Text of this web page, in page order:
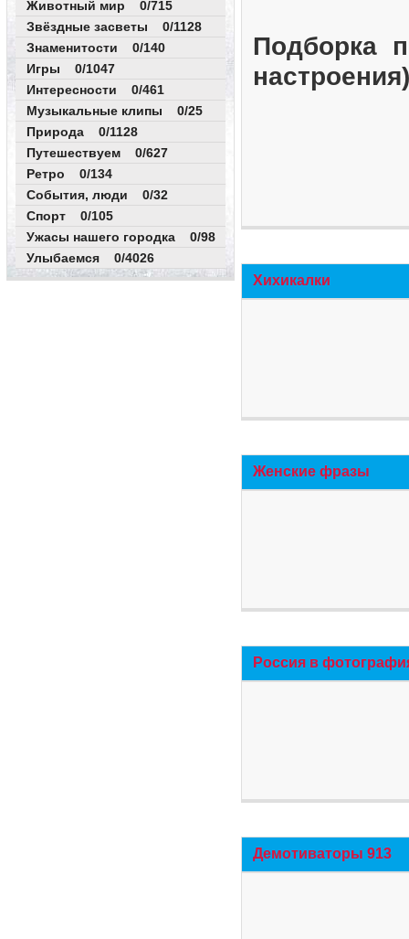
Животный мир 0/715
Звёздные засветы 0/1128
Знаменитости 0/140
Игры 0/1047
Интересности 0/461
Музыкальные клипы 0/25
Природа 0/1128
Путешествуем 0/627
Ретро 0/134
События, люди 0/32
Спорт 0/105
Ужасы нашего городка 0/98
Улыбаемся 0/4026
Подборка
Хихикалки
Женские фразы
Россия в
Демотиваторы 913